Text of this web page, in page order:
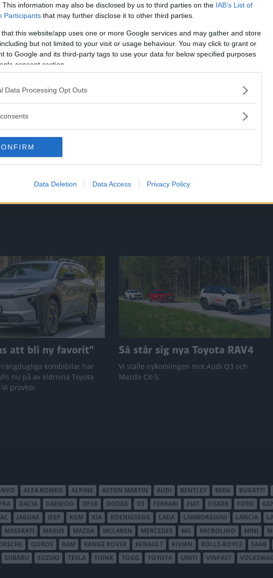
This information may also be disclosed by us to third parties on the IAB’s List of
Participants that may further disclose it to other third parties.
that this website/app uses one or more Google services and may gather and store
but not limited to your visit or usage behaviour. You may click to grant or
to Google and its third-party tags to use your data for below specified purposes
consent section.
Data Processing Opt Outs
Data Deletion Data Access Privacy Policy
i konkurs
har ansökt om konkurs, uppger
"Nu är det nog"
bilar som ingen ville ha. Efter en
att bli ny favorit”
kombibilar har
nu på av eldrivna Toyota
provkör.
Så står sig nya Toyota RAV4
Vi ställe nykomlingen mot Audi Q3 och
Mazda CX-5.
ALFA ROMEO ALPINE ASTON MARTIN AUDI BENTLEY BMW BUGATTI
DACIA DAEWOO DFSK DODGE DS FERRARI FIAT FISKER FORD
JAGUAR JEEP KGM KIA KOENIGSEGG LADA LAMBORGHINI LANCIA
MASERATI MAXUS MAZDA MCLAREN MERCEDES MG MICROLINO MINI
QOROS RAM RANGE ROVER RENAULT RIVIAN ROLLS-ROYCE SAAB
SUBARU SUZUKI TESLA THINK TOGG TOYOTA UNITI VINFAST